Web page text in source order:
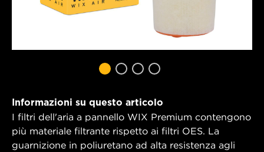
Informazioni su questo articolo
I filtri dell'aria a pannello WIX Premium contengono
più materiale filtrante rispetto ai filtri OES. La
guarnizione in poliuretano ad alta resistenza agli